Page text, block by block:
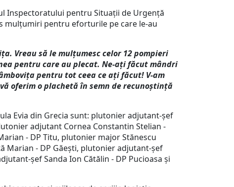
Inspectoratului pentru Situații de Urgență
mulțumiri pentru eforturile pe care le-au
Vreau să le mulțumesc celor 12 pompieri
pentru care au plecat. Ne-ați făcut mândri
pentru tot ceea ce ați făcut! V-am
oferim o plachetă în semn de recunoștință
Evia din Grecia sunt: plutonier adjutant-șef
adjutant Cornea Constantin Stelian -
- DP Titu, plutonier major Stănescu
Marian - DP Găești, plutonier adjutant-șef
șef Sanda Ion Cătălin - DP Pucioasa și